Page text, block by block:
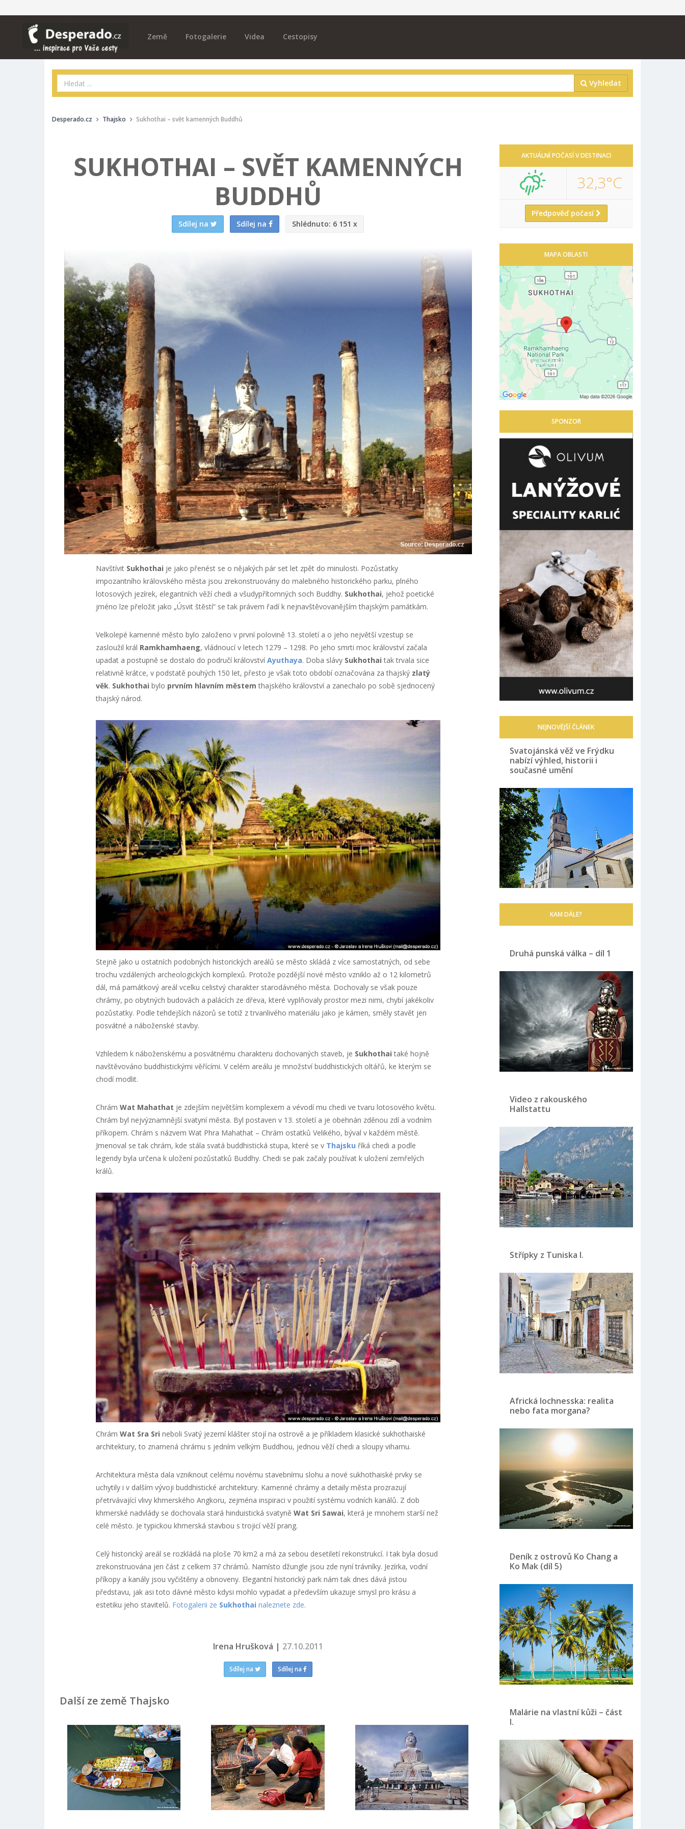
Země Fotogalerie Videa Cestopisy
Vyhledat
Desperado.cz Thajsko Sukhothai – svět kamenných Buddhů
SUKHOTHAI – SVĚT KAMENNÝCH
BUDDHŮ
Sdílej na Sdílej na Shlédnuto: 6 151 x
Navštívit Sukhothai je jako přenést se o nějakých pár set let zpět do minulosti. Pozůstatky
impozantního královského města jsou zrekonstruovány do malebného historického parku, plného
lotosových jezírek, elegantních věží chedi a všudypřítomných soch Buddhy. Sukhothai, jehož poetické
jméno lze přeložit jako „Úsvit štěstí“ se tak právem řadí k nejnavštěvovanějším thajským památkám.
Velkolepé kamenné město bylo založeno v první polovině 13. století a o jeho největší vzestup se
zasloužil král Ramkhamhaeng, vládnoucí v letech 1279 – 1298. Po jeho smrti moc království začala
upadat a postupně se dostalo do područí královstvíAyuthaya. Doba slávy Sukhothai tak trvala sice
relativně krátce, v podstatě pouhých 150 let, přesto je však toto období označována za thajský zlatý
věk. Sukhothai bylo prvním hlavním městem thajského království a zanechalo po sobě sjednocený
thajský národ.
Stejně jako u ostatních podobných historických areálů se město skládá z více samostatných, od sebe
trochu vzdálených archeologických komplexů. Protože pozdější nové město vzniklo až o 12 kilometrů
dál, má památkový areál vcelku celistvý charakter starodávného města. Dochovaly se však pouze
chrámy, po obytných budovách a palácích ze dřeva, které vyplňovaly prostor mezi nimi, chybí jakékoliv
pozůstatky. Podle tehdejších názorů se totiž z trvanlivého materiálu jako je kámen, směly stavět jen
posvátné a náboženské stavby.
Vzhledem k náboženskému a posvátnému charakteru dochovaných staveb, je Sukhothai také hojně
navštěvováno buddhistickými věřícími. V celém areálu je množství buddhistických oltářů, ke kterým se
chodí modlit.
Chrám Wat Mahathat je zdejším největším komplexem a vévodí mu chedi ve tvaru lotosového květu.
Chrám byl nejvýznamnější svatyní města. Byl postaven v 13. století a je obehnán zděnou zdí a vodním
příkopem. Chrám s názvem Wat Phra Mahathat – Chrám ostatků Velikého, býval v každém městě.
Jmenoval se tak chrám, kde stála svatá buddhistická stupa, které se v Thajsku říká chedi a podle
legendy byla určena k uložení pozůstatků Buddhy. Chedi se pak začaly používat k uložení zemřelých
králů.
Chrám Wat Sra Sri neboli Svatý jezerní klášter stojí na ostrově a je příkladem klasické sukhothaiské
architektury, to znamená chrámu s jedním velkým Buddhou, jednou věží chedi a sloupy viharnu.
Architektura města dala vzniknout celému novému stavebnímu slohu a nové sukhothaiské prvky se
uchytily i v dalším vývoji buddhistické architektury. Kamenné chrámy a detaily města prozrazují
přetrvávající vlivy khmerského Angkoru, zejména inspiraci v použití systému vodních kanálů. Z dob
khmerské nadvlády se dochovala stará hinduistická svatyně Wat Sri Sawai, která je mnohem starší než
celé město. Je typickou khmerská stavbou s trojicí věží prang.
Celý historický areál se rozkládá na ploše 70 km2 a má za sebou desetiletí rekonstrukcí. I tak byla dosud
zrekonstruována jen část z celkem 37 chrámů. Namísto džungle jsou zde nyní trávníky. Jezírka, vodní
příkopy a kanály jsou vyčištěny a obnoveny. Elegantní historický park nám tak dnes dává jistou
představu, jak asi toto dávné město kdysi mohlo vypadat a především ukazuje smysl pro krásu a
estetiku jeho stavitelů. Fotogalerii ze Sukhothai naleznete zde.
Irena Hrušková | 27.10.2011
Sdílej na Sdílej na
Další ze země Thajsko
AKTUÁLNÍ POČASÍ V DESTINACI
32,3°C
Předpověď počasí
MAPA OBLASTI
SPONZOR
NEJNOVĚJŠÍ ČLÁNEK
Svatojánská věž ve Frýdku
nabízí výhled, historii i
současné umění
KAM DÁLE?
Druhá punská válka – díl 1
Video z rakouského
Hallstattu
Střípky z Tuniska I.
Africká lochnesska: realita
nebo fata morgana?
Deník z ostrovů Ko Chang a
Ko Mak (díl 5)
Malárie na vlastní kůži – část
I.